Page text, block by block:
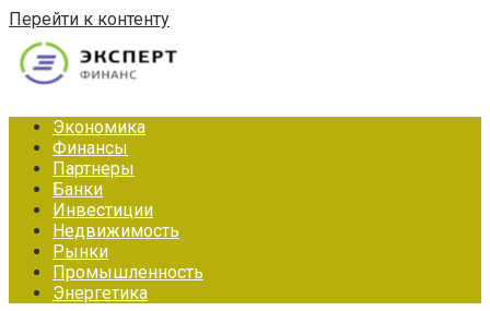
Перейти к контенту
Экономика
Финансы
Партнеры
Банки
Инвестиции
Недвижимость
Рынки
Промышленность
Энергетика